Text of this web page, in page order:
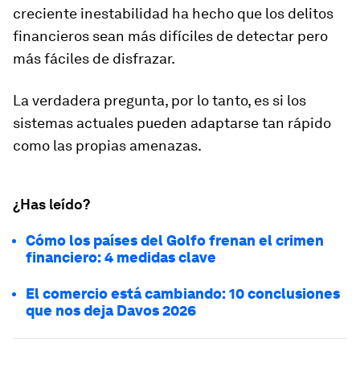
creciente inestabilidad ha hecho que los delitos
financieros sean más difíciles de detectar pero
más fáciles de disfrazar.
La verdadera pregunta, por lo tanto, es si los
sistemas actuales pueden adaptarse tan rápido
como las propias amenazas.
¿Has leído?
Cómo los países del Golfo frenan el crimen
financiero: 4 medidas clave
El comercio está cambiando: 10 conclusiones
que nos deja Davos 2026